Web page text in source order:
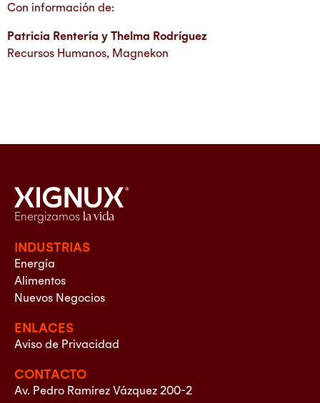
Con información de:
Patricia Rentería y Thelma Rodríguez
Recursos Humanos, Magnekon
Energizamos la vida
INDUSTRIAS
Energía
Alimentos
Nuevos Negocios
ENLACES
Aviso de Privacidad
CONTACTO
Av. Pedro Ramírez Vázquez 200-2